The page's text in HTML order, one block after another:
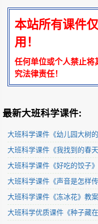
本站所有课件
用！
任何单位或个人禁止将
究法律责任！
最新大班科学课件:
大班科学课件《幼儿园大树
大班科学课件《我找到的春
大班科学课件《好吃的饺子
大班科学课件《声音是怎样
大班科学课件《冻冰花》教
大班科学优质课件《种子藏